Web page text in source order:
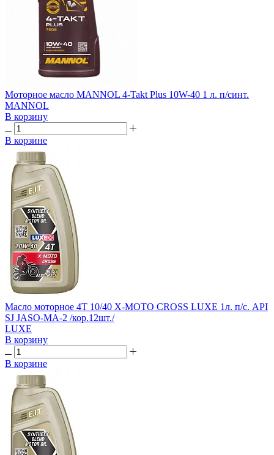
Моторное масло MANNOL 4-Takt Plus 10W-40 1 л. п/синт.
MANNOL
В корзину
В корзине
Масло моторное 4T 10/40 X-MOTO CROSS LUXE 1л. п/с. API
SJ JASO-MA-2 /кор.12шт./
LUXE
В корзину
В корзине